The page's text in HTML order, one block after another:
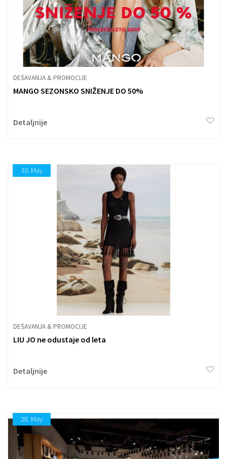
DEŠAVANJA & PROMOCIJE
MANGO SEZONSKO SNIŽENJE DO 50%
Detaljnije
30. May
DEŠAVANJA & PROMOCIJE
LIU JO ne odustaje od leta
Detaljnije
28. May